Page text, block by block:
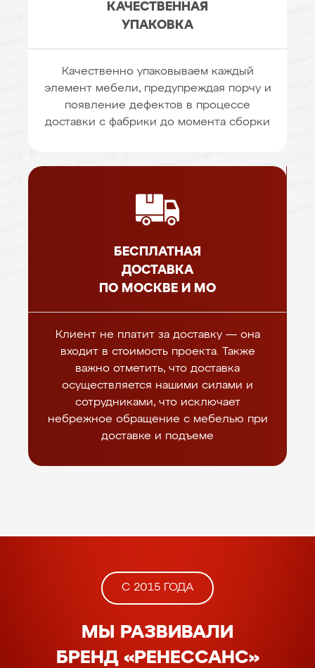
КАЧЕСТВЕННАЯ
УПАКОВКА
Качественно упаковываем каждый
элемент мебели, предупреждая порчу и
появление дефектов в процессе
доставки с фабрики до момента сборки
БЕСПЛАТНАЯ
ДОСТАВКА
ПО МОСКВЕ И МО
Клиент не платит за доставку — она
входит в стоимость проекта. Также
важно отметить, что доставка
осуществляется нашими силами и
сотрудниками, что исключает
небрежное обращение с мебелью при
доставке и подъеме
С 2015 ГОДА
МЫ РАЗВИВАЛИ
БРЕНД «РЕНЕССАНС»